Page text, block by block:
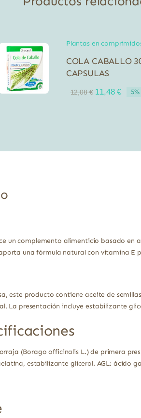
Plantas en
COLA CABALLO
CAPSULAS
12,08€ El
11,48€El
un complemento alimenticio basado
una fórmula natural con vitamina E
este producto contiene aceite de
La presentación incluye estabilizante
(Borago officinalis L.) de primera
estabilizante glicerol. AGL: ácido